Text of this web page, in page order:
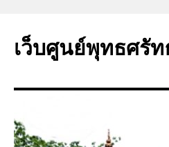
ยัง
เว็บศูนย์พุทธศรัท